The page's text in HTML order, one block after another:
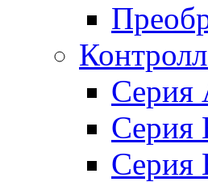
Серия
Серия
Серия